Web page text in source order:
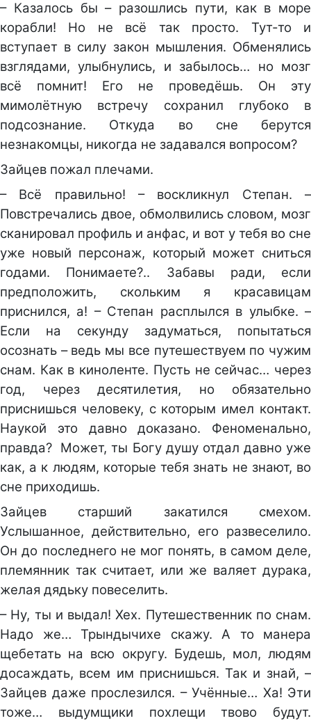
– Казалось бы – разошлись пути, как в море
корабли! Но не всё так просто. Тут-то и
вступает в силу закон мышления. Обменялись
взглядами, улыбнулись, и забылось… но мозг
всё помнит! Его не проведёшь. Он эту
мимолётную встречу сохранил глубоко в
подсознание. Откуда во сне берутся
незнакомцы, никогда не задавался вопросом?
Зайцев пожал плечами.
– Всё правильно! – воскликнул Степан. –
Повстречались двое, обмолвились словом, мозг
сканировал профиль и анфас, и вот у тебя во сне
уже новый персонаж, который может сниться
годами. Понимаете?.. Забавы ради, если
предположить, скольким я красавицам
приснился, а! – Степан расплылся в улыбке. –
Если на секунду задуматься, попытаться
осознать – ведь мы все путешествуем по чужим
снам. Как в киноленте. Пусть не сейчас… через
год, через десятилетия, но обязательно
приснишься человеку, с которым имел контакт.
Наукой это давно доказано. Феноменально,
правда? Может, ты Богу душу отдал давно уже
как, а к людям, которые тебя знать не знают, во
сне приходишь.
Зайцев старший закатился смехом.
Услышанное, действительно, его развеселило.
Он до последнего не мог понять, в самом деле,
племянник так считает, или же валяет дурака,
желая дядьку повеселить.
– Ну, ты и выдал! Хех. Путешественник по снам.
Надо же… Трындычихе скажу. А то манера
щебетать на всю округу. Будешь, мол, людям
досаждать, всем им приснишься. Так и знай, –
Зайцев даже прослезился. – Учённые… Ха! Эти
тоже… выдумщики похлещи твово будут.